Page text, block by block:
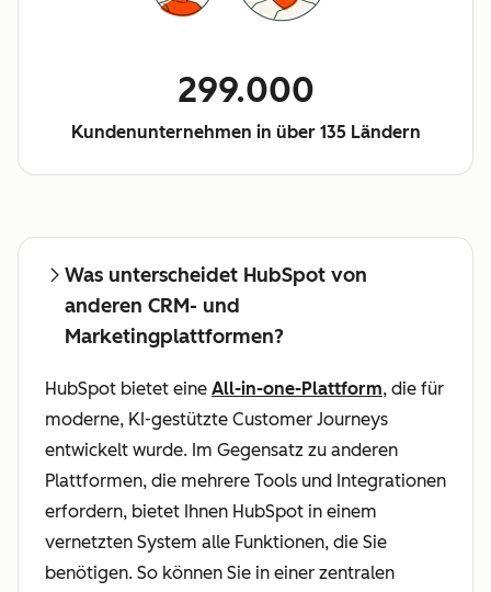
299.000
Kundenunternehmen in über 135 Ländern
Was unterscheidet HubSpot von
anderen CRM- und
Marketingplattformen?
HubSpot bietet eine All-in-one-Plattform, die für
moderne, KI-gestützte Customer Journeys
entwickelt wurde. Im Gegensatz zu anderen
Plattformen, die mehrere Tools und Integrationen
erfordern, bietet Ihnen HubSpot in einem
vernetzten System alle Funktionen, die Sie
benötigen. So können Sie in einer zentralen